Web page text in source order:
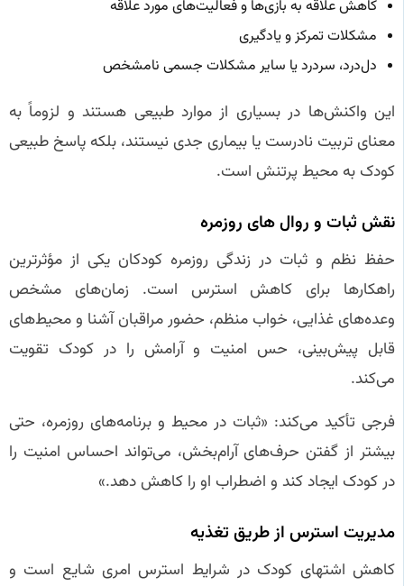
کاهش علاقه به بازی‌ها و فعالیت‌های مورد علاقه
مشکلات تمرکز و یادگیری
دل‌درد، سردرد یا سایر مشکلات جسمی نامشخص
این واکنش‌ها در بسیاری از موارد طبیعی هستند و لزوماً به
معنای تربیت نادرست یا بیماری جدی نیستند، بلکه پاسخ طبیعی
کودک به محیط پرتنش است.
نقش ثبات و روال‌ های روزمره
حفظ نظم و ثبات در زندگی روزمره کودکان یکی از مؤثرترین
راهکارها برای کاهش استرس است. زمان‌های مشخص
وعده‌های غذایی، خواب منظم، حضور مراقبان آشنا و محیط‌های
قابل پیش‌بینی، حس امنیت و آرامش را در کودک تقویت
می‌کند.
فرجی تأکید می‌کند: «ثبات در محیط و برنامه‌های روزمره، حتی
بیشتر از گفتن حرف‌های آرام‌بخش، می‌تواند احساس امنیت را
در کودک ایجاد کند و اضطراب او را کاهش دهد.»
مدیریت استرس از طریق تغذیه
کاهش اشتهای کودک در شرایط استرس امری شایع است و